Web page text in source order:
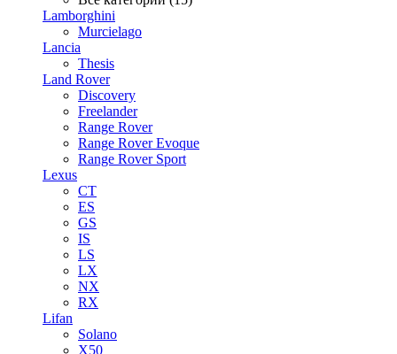
Lamborghini
Murcielago
Lancia
Thesis
Land Rover
Discovery
Freelander
Range Rover
Range Rover Evoque
Range Rover Sport
Lexus
CT
ES
GS
IS
LS
LX
NX
RX
Lifan
Solano
X50